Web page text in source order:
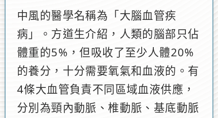
中風的醫學名稱為「大腦血管疾
病」。方道生介紹，人類的腦部只佔
體重的5%，但吸收了至少人體20%
的養分，十分需要氧氣和血液的。有
4條大血管負責不同區域血液供應，
分別為頸內動脈、椎動脈、基底動脈